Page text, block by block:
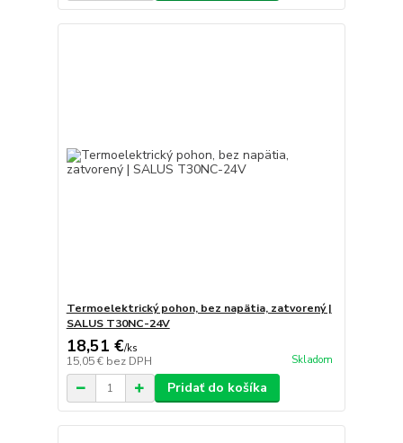
Termoelektrický pohon, bez napätia, zatvorený |
SALUS T30NC-24V
18,51 €/ks
15,05 € bez DPH Skladom
Pridať do košíka